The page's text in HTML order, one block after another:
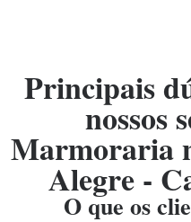
Principais
nossos
Marmoraria
Alegre -
O que os